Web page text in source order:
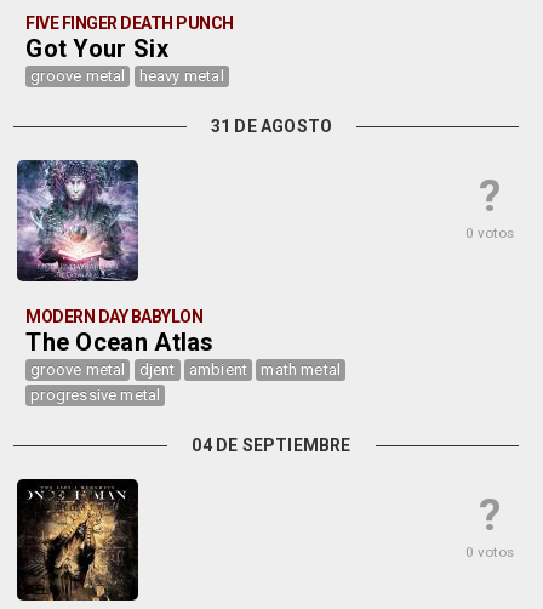
FIVE FINGER DEATH PUNCH
Got Your Six
groove metal heavy metal
31 DE AGOSTO
?
0 votos
MODERN DAY BABYLON
The Ocean Atlas
groove metal djent ambient
math metal
progressive metal
04 DE SEPTIEMBRE
?
0 votos